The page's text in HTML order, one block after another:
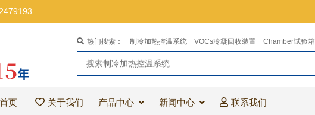
热门搜索： 制冷加热控温系统 VOCs冷凝回收装置 Chamber试验箱
首页 关于我们 产品中心 新闻中心 联系我们